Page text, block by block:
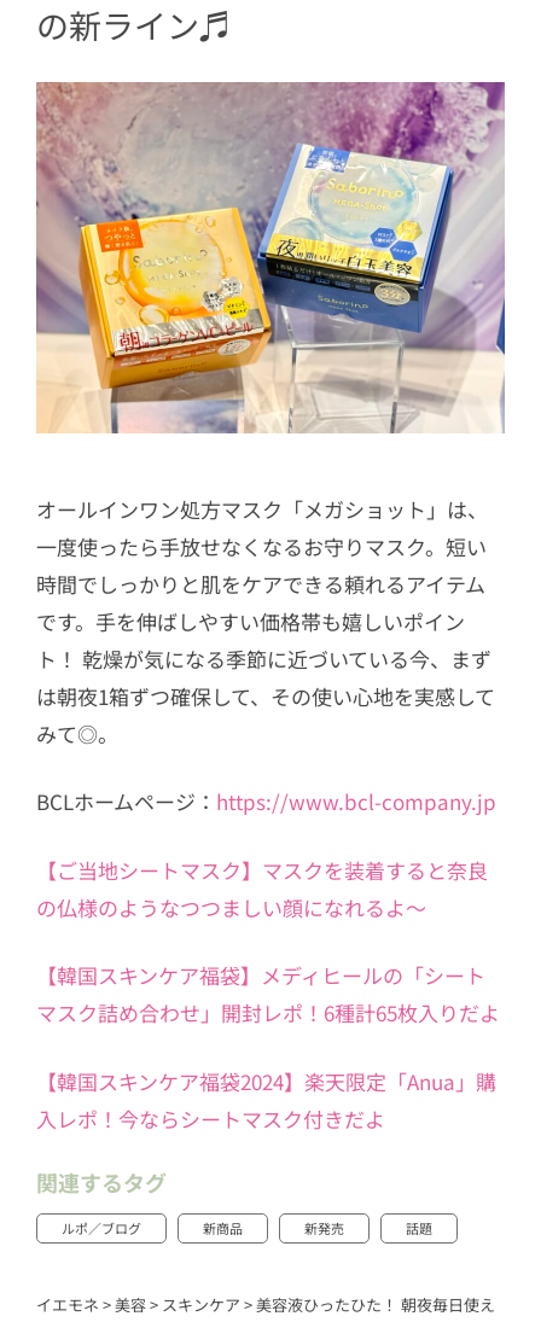
の新ライン♬
オールインワン処方マスク「メガショット」は、
一度使ったら手放せなくなるお守りマスク。短い
時間でしっかりと肌をケアできる頼れるアイテム
です。手を伸ばしやすい価格帯も嬉しいポイン
ト！ 乾燥が気になる季節に近づいている今、まず
は朝夜1箱ずつ確保して、その使い心地を実感して
みて◎。
BCLホームページ： https://www.bcl-company.jp
【ご当地シートマスク】マスクを装着すると奈良
の仏様のようなつつましい顔になれるよ～
【韓国スキンケア福袋】メディヒールの「シート
マスク詰め合わせ」開封レポ！6種計65枚入りだよ
【韓国スキンケア福袋2024】楽天限定「Anua」購
入レポ！今ならシートマスク付きだよ
関連するタグ
ルポ／ブログ 新商品 新発売 話題
イエモネ >美容> スキンケア >美容液ひったひた！ 朝夜毎日使え